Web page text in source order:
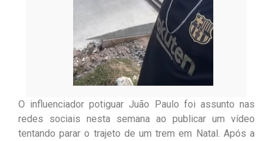
O influenciador potiguar Juão Paulo foi assunto nas
redes sociais nesta semana ao publicar um vídeo
tentando parar o trajeto de um trem em Natal. Após a